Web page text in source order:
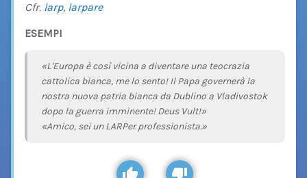
Cfr. larp, larpare
ESEMPI
«L'Europa è così vicina a diventare una teocrazia
cattolica bianca, me lo sento! Il Papa governerà la
nostra nuova patria bianca da Dublino a Vladivostok
dopo la guerra imminente! Deus Vult!»
«Amico, sei un LARPer professionista.»